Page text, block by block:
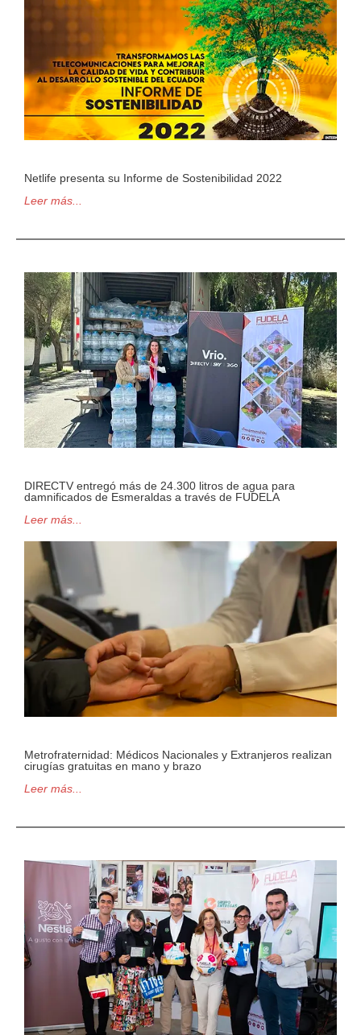
Netlife presenta su Informe de Sostenibilidad 2022
Leer más...
DIRECTV entregó más de 24.300 litros de agua para
damnificados de Esmeraldas a través de FUDELA
Leer más...
Metrofraternidad: Médicos Nacionales y Extranjeros realizan
cirugías gratuitas en mano y brazo
Leer más...